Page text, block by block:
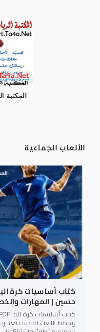
المكتبة
الألعاب الجماعية
حسين | المهارات
وخطط اللعب الحديثة تُعد